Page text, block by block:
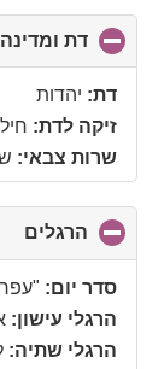
דת ומדינה
דת: יהדות
זיקה לדת:
שרות צבאי:
הרגלים
to
סדר יום:
הרגלי עישון:
הרגלי שתיה: